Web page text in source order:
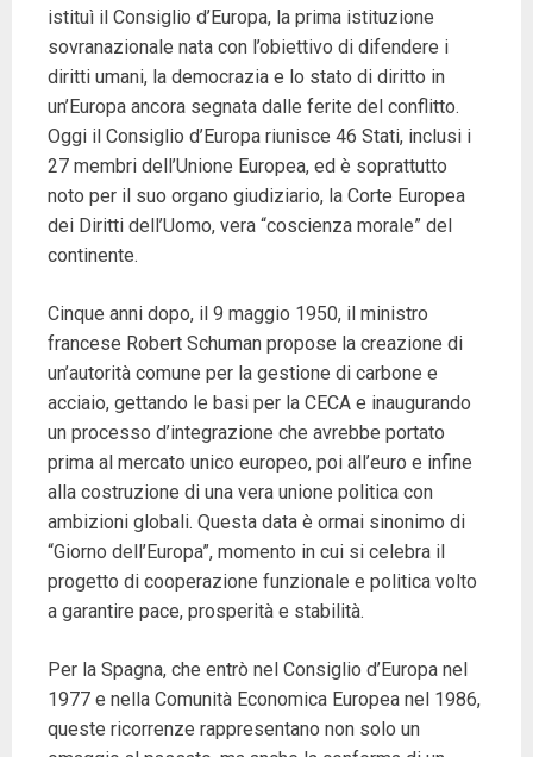
istituì il Consiglio d’Europa, la prima istituzione
sovranazionale nata con l’obiettivo di difendere i
diritti umani, la democrazia e lo stato di diritto in
un’Europa ancora segnata dalle ferite del conflitto.
Oggi il Consiglio d’Europa riunisce 46 Stati, inclusi i
27 membri dell’Unione Europea, ed è soprattutto
noto per il suo organo giudiziario, la Corte Europea
dei Diritti dell’Uomo, vera “coscienza morale” del
continente.
Cinque anni dopo, il 9 maggio 1950, il ministro
francese Robert Schuman propose la creazione di
un’autorità comune per la gestione di carbone e
acciaio, gettando le basi per la CECA e inaugurando
un processo d’integrazione che avrebbe portato
prima al mercato unico europeo, poi all’euro e infine
alla costruzione di una vera unione politica con
ambizioni globali. Questa data è ormai sinonimo di
“Giorno dell’Europa”, momento in cui si celebra il
progetto di cooperazione funzionale e politica volto
a garantire pace, prosperità e stabilità.
Per la Spagna, che entrò nel Consiglio d’Europa nel
1977 e nella Comunità Economica Europea nel 1986,
queste ricorrenze rappresentano non solo un